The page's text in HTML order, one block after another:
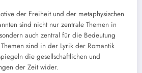
der Freiheit und der metaphysischen
sind nicht nur zentrale Themen in
auch zentral für die Bedeutung
sind in der Lyrik der Romantik
die gesellschaftlichen und
der Zeit wider.